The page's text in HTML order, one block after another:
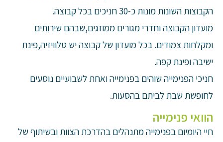
הקבוצות השונות מונות כ-30 חניכים בכל קבוצה.
מועדון הקבוצה וחדרי מגורים ממוזגים,שבהם שירותים
ומקלחות צמודים. בכל מועדון של קבוצה יש טלוויזיה,פינת
ישיבה ופינת קפה.
חניכי הפנימייה שוהים בפנימייה ואחת לשבועיים נוסעים
לחופשת שבת לביתם בהסעות.
הוואי פנימייה
חיי היומיום בפנימייה מתנהלים בהדרכת הצוות ובשיתוף של